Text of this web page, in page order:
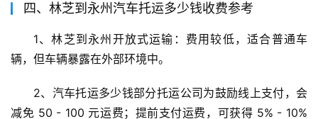
四、林芝到永州汽车托运多少钱收费参考
1、林芝到永州开放式运输：费用较低，适合普通车
辆，但车辆暴露在外部环境中。
2、汽车托运多少钱部分托运公司为鼓励线上支付，会
减免 50 - 100 元运费；提前支付运费，可获得 5% - 10%